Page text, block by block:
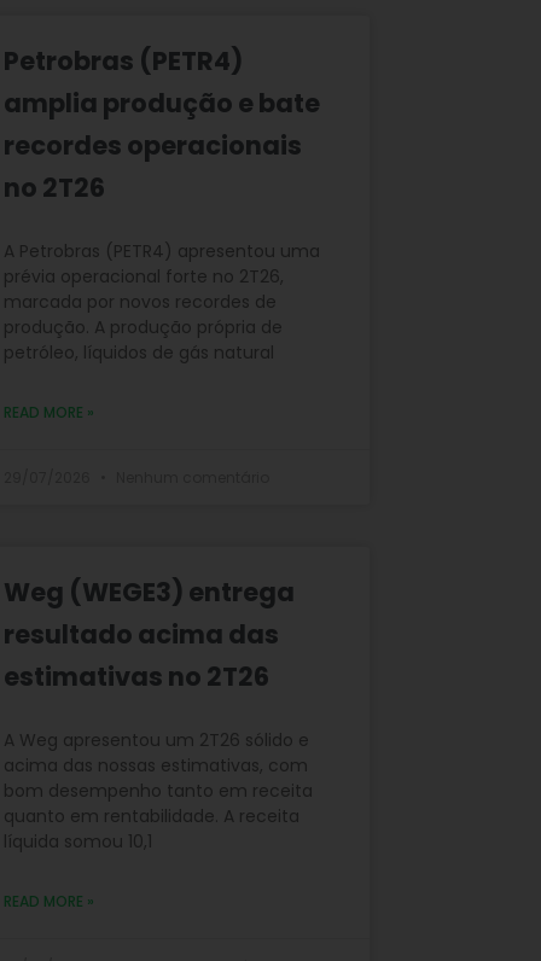
Petrobras (PETR4)
amplia produção e bate
recordes operacionais
no 2T26
A Petrobras (PETR4) apresentou uma
prévia operacional forte no 2T26,
marcada por novos recordes de
produção. A produção própria de
petróleo, líquidos de gás natural
READ MORE »
Weg (WEGE3) entrega
resultado acima das
estimativas no 2T26
A Weg apresentou um 2T26 sólido e
acima das nossas estimativas, com
bom desempenho tanto em receita
quanto em rentabilidade. A receita
líquida somou 10,1
READ MORE »